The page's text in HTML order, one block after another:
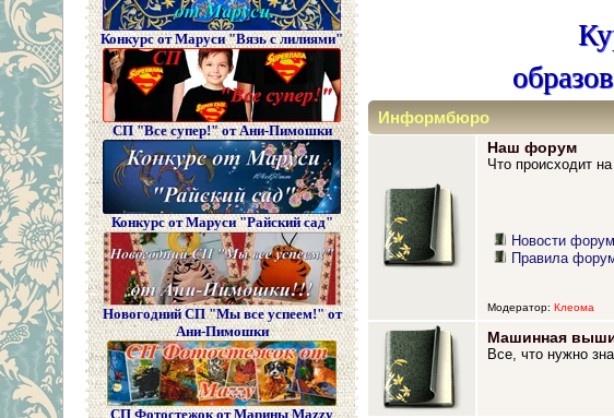
Конкурс от Маруси "Вязь с лилиями"
СП "Все супер!" от Ани-Пимошки
Конкурс от Маруси "Райский сад"
Новогодний СП "Мы все успеем!" от
Ани-Пимошки
СП Фотостежок от Марины Mazzy
Информбюро
Наш форум
Что происходит
Новости
Правила
Модератор: Клеома
Машинная
Все, что нужно